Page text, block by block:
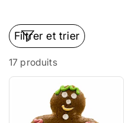
17 produits
Filtrer et trier